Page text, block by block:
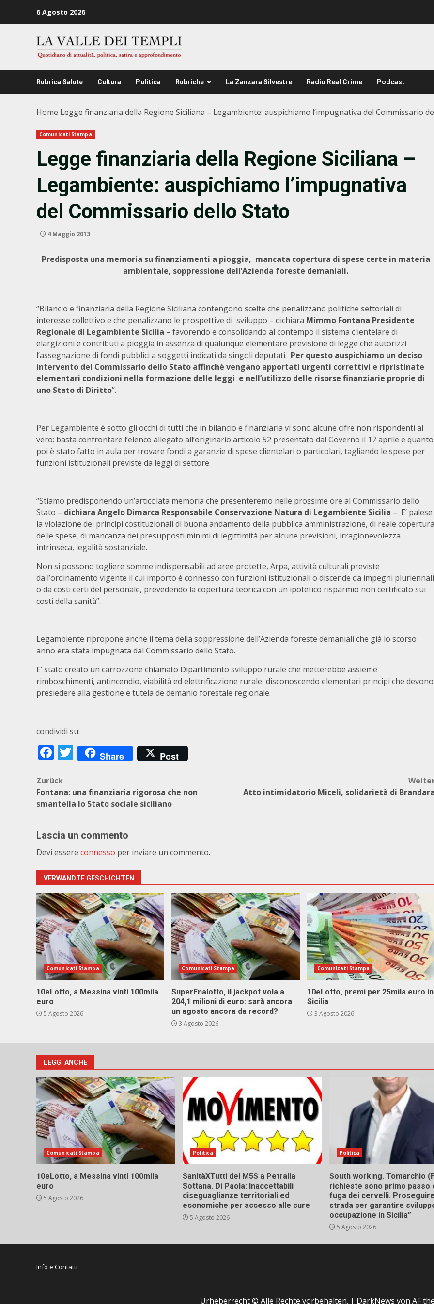
6 Agosto 2026
Rubrica Salute Cultura Politica Rubriche La Zanzara Silvestre Radio Real Crime Podcast
Home Legge finanziaria della Regione Siciliana – Legambiente: auspichiamo l’impugnativa del Commissario
Comunicati Stampa
Legge finanziaria della Regione Siciliana –
Legambiente: auspichiamo l’impugnativa
del Commissario dello Stato
4 Maggio 2013
Predisposta una memoria su finanziamenti a pioggia, mancata copertura di spese certe in materia
ambientale, soppressione dell’Azienda foreste demaniali.
“Bilancio e finanziaria della Regione Siciliana contengono scelte che penalizzano politiche settoriali di
interesse collettivo e che penalizzano le prospettive di sviluppo – dichiara Mimmo Fontana Presidente
Regionale di Legambiente Sicilia – favorendo e consolidando al contempo il sistema clientelare di
elargizioni e contributi a pioggia in assenza di qualunque elementare previsione di legge che autorizzi
l’assegnazione di fondi pubblici a soggetti indicati da singoli deputati. Per questo auspichiamo un deciso
intervento del Commissario dello Stato affinchè vengano apportati urgenti correttivi e ripristinate
elementari condizioni nella formazione delle leggi e nell’utilizzo delle risorse finanziarie proprie di
uno Stato di Diritto”.
Per Legambiente è sotto gli occhi di tutti che in bilancio e finanziaria vi sono alcune cifre non rispondenti al
vero: basta confrontare l’elenco allegato all’originario articolo 52 presentato dal Governo il 17 aprile e quanto
poi è stato fatto in aula per trovare fondi a garanzie di spese clientelari o particolari, tagliando le spese per
funzioni istituzionali previste da leggi di settore.
“Stiamo predisponendo un’articolata memoria che presenteremo nelle prossime ore al Commissario dello
Stato – dichiara Angelo Dimarca Responsabile Conservazione Natura di Legambiente Sicilia – E’ palese
la violazione dei principi costituzionali di buona andamento della pubblica amministrazione, di reale copertura
delle spese, di mancanza dei presupposti minimi di legittimità per alcune previsioni, irragionevolezza
intrinseca, legalità sostanziale.
Non si possono togliere somme indispensabili ad aree protette, Arpa, attività culturali previste
dall’ordinamento vigente il cui importo è connesso con funzioni istituzionali o discende da impegni pluriennali
o da costi certi del personale, prevedendo la copertura teorica con un ipotetico risparmio non certificato sui
costi della sanità”.
Legambiente ripropone anche il tema della soppressione dell’Azienda foreste demaniali che già lo scorso
anno era stata impugnata dal Commissario dello Stato.
E’ stato creato un carrozzone chiamato Dipartimento sviluppo rurale che metterebbe assieme
rimboschimenti, antincendio, viabilità ed elettrificazione rurale, disconoscendo elementari principi che devono
presiedere alla gestione e tutela de demanio forestale regionale.
condividi su:
Facebook
Twitter
Share Post
Beitragsnavigation
Zurück
Fontana: una finanziaria rigorosa che non
smantella lo Stato sociale siciliano
Atto intimidatorio Miceli, solidarietà di
Lascia un commento
Devi essere connesso per inviare un commento.
VERWANDTE GESCHICHTEN
Comunicati Stampa
10eLotto, a Messina vinti 100mila
euro
5 Agosto 2026
Comunicati Stampa
SuperEnalotto, il jackpot vola a
204,1 milioni di euro: sarà ancora
un agosto ancora da record?
3 Agosto 2026
Comunicati Stampa
10eLotto, premi per 25mila euro in
Sicilia
3 Agosto 2026
LEGGI ANCHE
Comunicati Stampa
10eLotto, a Messina vinti 100mila
euro
5 Agosto 2026
Politica
SanitàXTutti del M5S a Petralia
Sottana. Di Paola: Inaccettabili
diseguaglianze territoriali ed
economiche per accesso alle cure
5 Agosto 2026
Politica
South working. Tomarchio
richieste sono primo passo
fuga dei cervelli.
strada per garantire
occupazione in Sicilia”
5 Agosto 2026
Info e Contatti
Urheberrecht © Alle Rechte vorbehalten. | DarkNews von AF